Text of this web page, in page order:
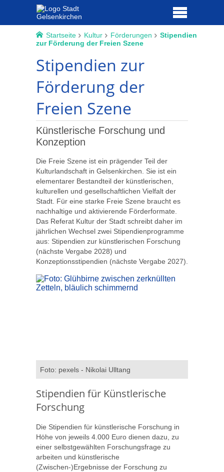
Startseite Kultur Förderungen
Stipendien
zur Förderung der Freien Szene
Stipendien zur
Förderung der
Freien Szene
Künstlerische Forschung und
Konzeption
Die Freie Szene ist ein prägender Teil der
Kulturlandschaft in Gelsenkirchen. Sie ist ein
elementarer Bestandteil der künstlerischen,
kulturellen und gesellschaftlichen Vielfalt der
Stadt. Für eine starke Freie Szene braucht es
nachhaltige und aktivierende Förderformate.
Das Referat Kultur der Stadt schreibt daher im
jährlichen Wechsel zwei Stipendienprogramme
aus: Stipendien zur künstlerischen Forschung
(nächste Vergabe 2028) und
Konzeptionsstipendien (nächste Vergabe 2027).
Foto: pexels - Nikolai Ulltang
Stipendien für Künstlerische
Forschung
Die Stipendien für künstlerische Forschung in
Höhe von jeweils 4.000 Euro dienen dazu, zu
einer selbstgewählten Forschungsfrage zu
arbeiten und künstlerische
(Zwischen-)Ergebnisse der Forschung zu